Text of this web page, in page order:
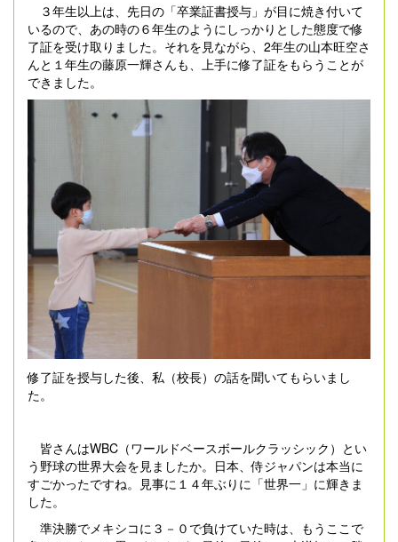
３年生以上は、先日の「卒業証書授与」が目に焼き付いて
いるので、あの時の６年生のようにしっかりとした態度で修
了証を受け取りました。それを見ながら、2年生の山本旺空さ
んと１年生の藤原一輝さんも、上手に修了証をもらうことが
できました。
修了証を授与した後、私（校長）の話を聞いてもらいまし
た。
皆さんはWBC（ワールドベースボールクラッシック）とい
う野球の世界大会を見ましたか。日本、侍ジャパンは本当に
すごかったですね。見事に１４年ぶりに「世界一」に輝きま
した。
準決勝でメキシコに３－０で負けていた時は、もうここで